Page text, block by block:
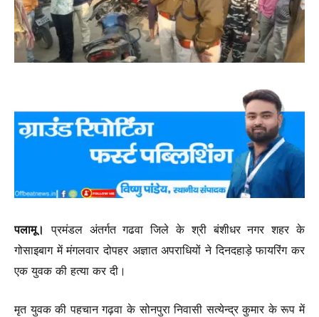
पलामू। प्रमंडल अंतर्गत गढवा जिले के श्री बंशीधर नगर शहर के
गोसाइबाग में मंगलवार दोपहर अज्ञात अपराधियों ने दिनदहाड़े फायरिंग कर
एक युवक की हत्या कर दी।
मृत युवक की पहचान गढ़वा के सोनपुरा निवासी सत्येन्द्र कुमार के रूप में